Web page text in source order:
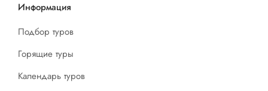
Информация
Подбор туров
Горящие туры
Календарь туров